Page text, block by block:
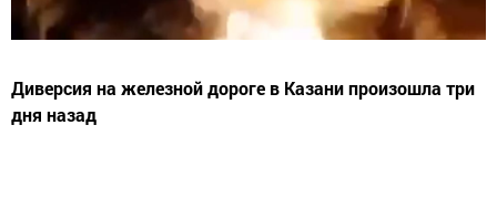
Диверсия на железной дороге в Казани произошла три
дня назад